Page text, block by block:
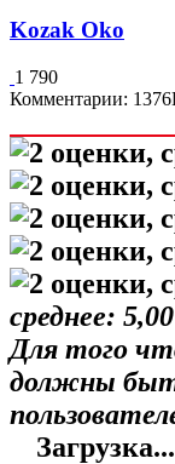
Kozak Oko
1 790
Комментарии: 1376
среднее: 5,00
Для того
должны
Загрузка...